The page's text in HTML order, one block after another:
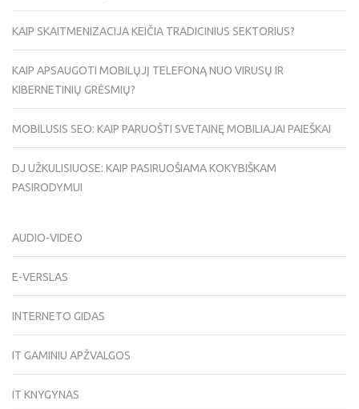
KAIP SKAITMENIZACIJA KEIČIA TRADICINIUS SEKTORIUS?
KAIP APSAUGOTI MOBILŲJĮ TELEFONĄ NUO VIRUSŲ IR
KIBERNETINIŲ GRĖSMIŲ?
MOBILUSIS SEO: KAIP PARUOŠTI SVETAINĘ MOBILIAJAI PAIEŠKAI
DJ UŽKULISIUOSE: KAIP PASIRUOŠIAMA KOKYBIŠKAM
PASIRODYMUI
AUDIO-VIDEO
E-VERSLAS
INTERNETO GIDAS
IT GAMINIU APŽVALGOS
IT KNYGYNAS